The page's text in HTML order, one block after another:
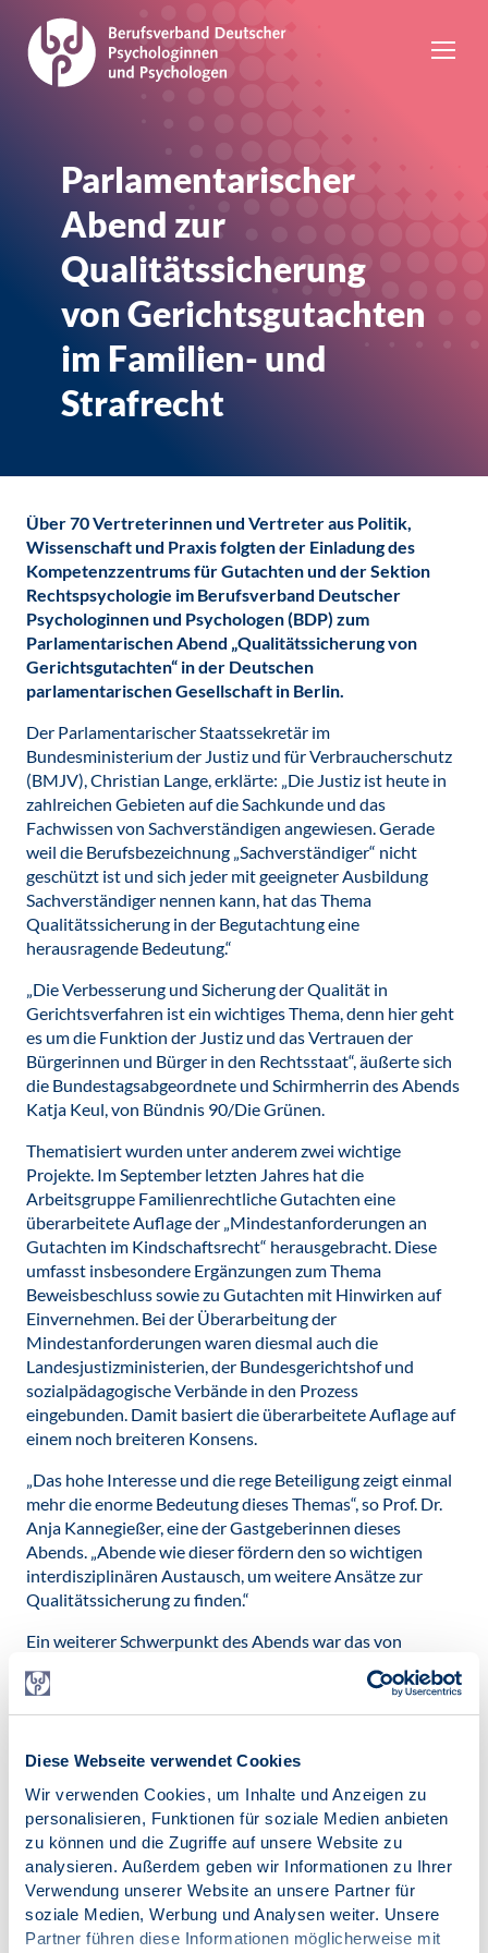
Diese Webseite verwendet Cookies
Wir verwenden Cookies, um Inhalte und Anzeigen zu
personalisieren, Funktionen für soziale Medien anbieten
zu können und die Zugriffe auf unsere Website zu
analysieren. Außerdem geben wir Informationen zu Ihrer
Verwendung unserer Website an unsere Partner für
soziale Medien, Werbung und Analysen weiter. Unsere
Partner führen diese Informationen möglicherweise mit
Parlamentarischer
Abend zur
Qualitätssicherung
von Gerichtsgutachten
im Familien- und
Strafrecht
Über 70 Vertreterinnen und Vertreter aus Politik,
Wissenschaft und Praxis folgten der Einladung des
Kompetenzzentrums für Gutachten und der Sektion
Rechtspsychologie im Berufsverband Deutscher
Psychologinnen und Psychologen (BDP) zum
Parlamentarischen Abend „Qualitätssicherung von
Gerichtsgutachten“ in der Deutschen
parlamentarischen Gesellschaft in Berlin.
Der Parlamentarischer Staatssekretär im
Bundesministerium der Justiz und für Verbraucherschutz
(BMJV), Christian Lange, erklärte: „Die Justiz ist heute in
zahlreichen Gebieten auf die Sachkunde und das
Fachwissen von Sachverständigen angewiesen. Gerade
weil die Berufsbezeichnung „Sachverständiger“ nicht
geschützt ist und sich jeder mit geeigneter Ausbildung
Sachverständiger nennen kann, hat das Thema
Qualitätssicherung in der Begutachtung eine
herausragende Bedeutung.“
„Die Verbesserung und Sicherung der Qualität in
Gerichtsverfahren ist ein wichtiges Thema, denn hier geht
es um die Funktion der Justiz und das Vertrauen der
Bürgerinnen und Bürger in den Rechtsstaat“, äußerte sich
die Bundestagsabgeordnete und Schirmherrin des Abends
Katja Keul, von Bündnis 90/Die Grünen.
Thematisiert wurden unter anderem zwei wichtige
Projekte. Im September letzten Jahres hat die
Arbeitsgruppe Familienrechtliche Gutachten eine
überarbeitete Auflage der „Mindestanforderungen an
Gutachten im Kindschaftsrecht“ herausgebracht. Diese
umfasst insbesondere Ergänzungen zum Thema
Beweisbeschluss sowie zu Gutachten mit Hinwirken auf
Einvernehmen. Bei der Überarbeitung der
Mindestanforderungen waren diesmal auch die
Landesjustizministerien, der Bundesgerichtshof und
sozialpädagogische Verbände in den Prozess
eingebunden. Damit basiert die überarbeitete Auflage auf
einem noch breiteren Konsens.
„Das hohe Interesse und die rege Beteiligung zeigt einmal
mehr die enorme Bedeutung dieses Themas“, so Prof. Dr.
Anja Kannegießer, eine der Gastgeberinnen dieses
Abends. „Abende wie dieser fördern den so wichtigen
interdisziplinären Austausch, um weitere Ansätze zur
Qualitätssicherung zu finden.“
Ein weiterer Schwerpunkt des Abends war das von
Bundesministerium für Justiz und Verbraucherschutz
geförderte Pilotprojekt "Peer-Review-Verfahren für
Gutachten in Kindschaftssachen". Im Rahmen dieses
dem Bereich wissenschaftlicher Publikationen bekannte
Peer-Review-Verfahren als System anonymer, kollegialer
Rückmeldung auf das Gutachterwesen übertragen lässt.
„Wir sind noch nicht am Ende des Weges unserer
Qualitätssicherung angekommen. Es gibt noch
Herausforderungen, die es zu meistern gilt. Spezifische
Informationen und Fortbildungen für alle
Verfahrensbeteiligte Beteiligte sind notwendig“, so